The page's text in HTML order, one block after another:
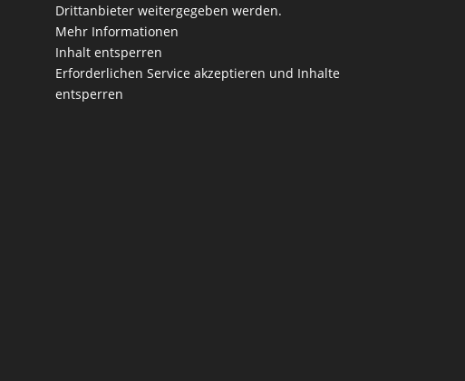
Drittanbieter weitergegeben werden.
Mehr Informationen
Inhalt entsperren
Erforderlichen Service akzeptieren und Inhalte
entsperren